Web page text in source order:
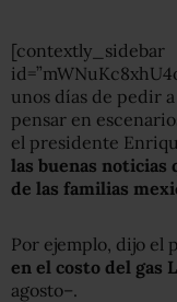
[contextly_sidebar
unos días de pedir
pensar en
el presidente
las buenas noticias
de las familias
Por ejemplo, dijo el
en el costo del gas
agosto–.